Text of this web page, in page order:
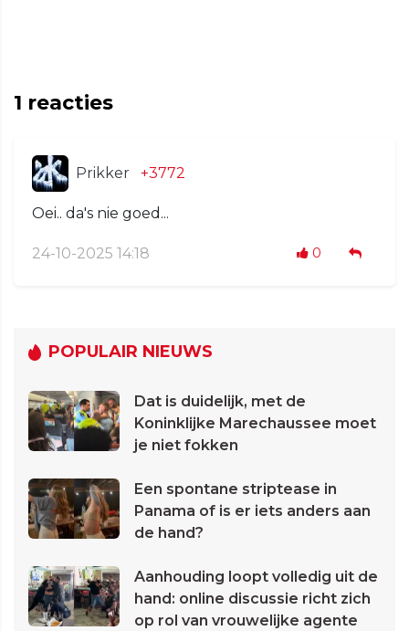
1 reacties
Prikker +3772
Oei.. da's nie goed...
24-10-2025 14:18 0
POPULAIR NIEUWS
Dat is duidelijk, met de
Koninklijke Marechaussee moet
je niet fokken
Een spontane striptease in
Panama of is er iets anders aan
de hand?
Aanhouding loopt volledig uit de
hand: online discussie richt zich
op rol van vrouwelijke agente